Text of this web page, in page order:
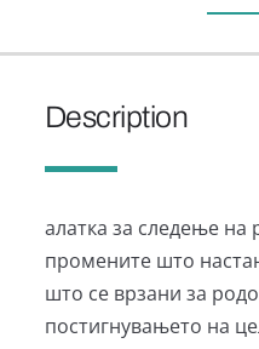
Description
алатка за следење на
промените што
што се врзани за
постигнувањето на